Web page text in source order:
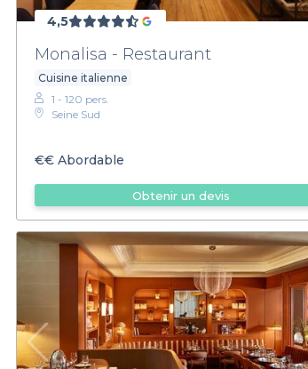
4,5
Monalisa - Restaurant
Cuisine italienne
1 - 120 pers.
Seine Sud
€€ Abordable
Obtenir un devis